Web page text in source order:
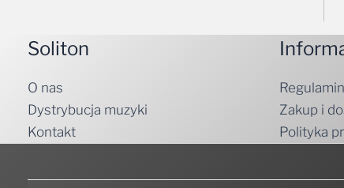
Soliton
O nas
Dystrybucja muzyki
Kontakt
Regulamin
Zakup i
Polityka